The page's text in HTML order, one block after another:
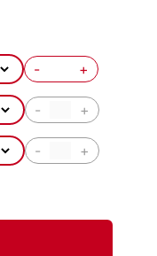
- +
- +
- +